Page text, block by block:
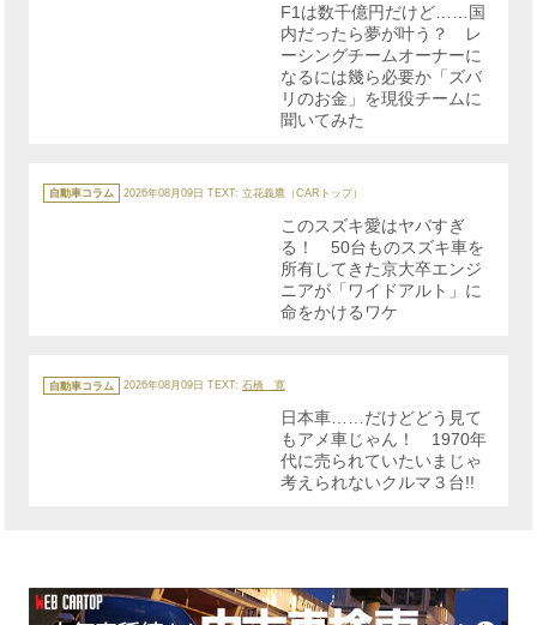
F1は数千億円だけど……国
内だったら夢が叶う？ レ
ーシングチームオーナーに
なるには幾ら必要か「ズバ
リのお金」を現役チームに
聞いてみた
テ
ゴ
自動車コラム 2026年08月09日 TEXT: 立花義鷹（CARトップ）
このスズキ愛はヤバすぎ
る！ 50台ものスズキ車を
所有してきた京大卒エンジ
ニアが「ワイドアルト」に
命をかけるワケ
テ
ゴ
自動車コラム 2026年08月09日 TEXT: 石橋 寛
日本車……だけどどう見て
もアメ車じゃん！ 1970年
代に売られていたいまじゃ
考えられないクルマ３台!!